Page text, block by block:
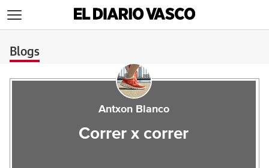
Blogs
Antxon Blanco
Correr x correr